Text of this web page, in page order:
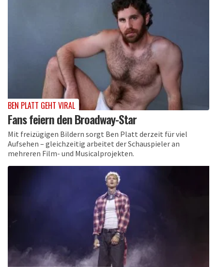
BEN PLATT GEHT VIRAL
Fans feiern den Broadway-Star
Mit freizügigen Bildern sorgt Ben Platt derzeit für viel
Aufsehen – gleichzeitig arbeitet der Schauspieler an
mehreren Film- und Musicalprojekten.